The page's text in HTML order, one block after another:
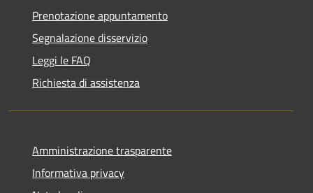
Prenotazione appuntamento
Segnalazione disservizio
Leggi le FAQ
Richiesta di assistenza
Amministrazione trasparente
Informativa privacy